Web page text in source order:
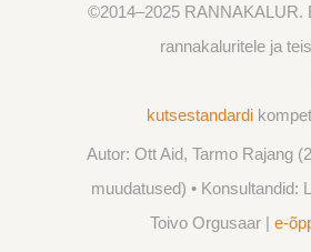
©2014–2025 RANNAKALUR.
rannakaluritele ja
kutsestandardi
Autor: Ott Aid, Tarmo Rajang
muudatused) • Konsultandid:
Toivo Orgusaar | e-